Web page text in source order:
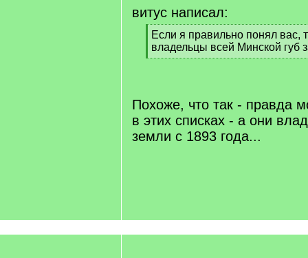
витус написал:
[
q
]
Если я правильно понял вас,
владельцы всей Минской губ
[
Похоже, что так - правда
в этих списках - а они
земли с 1893 года...